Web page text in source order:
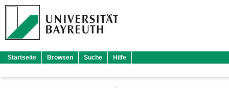
Startseite Browsen Suche Hilfe